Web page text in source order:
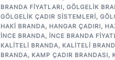
BRANDA FIYATLARI, GÖLGELIK
GÖLGELIK ÇADIR SISTEMLERI,
HAKI BRANDA, HANGAR ÇADIRI,
INCE BRANDA, INCE BRANDA
KALITELI BRANDA, KALITELI
BRANDA, KAMP ÇADIR BRANDASI,